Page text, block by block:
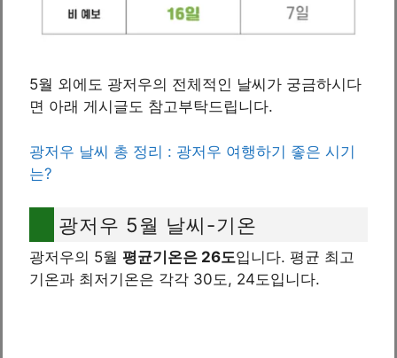
5월 외에도 광저우의 전체적인 날씨가 궁금하시다
면 아래 게시글도 참고부탁드립니다.
광저우 날씨 총 정리 : 광저우 여행하기 좋은 시기
는?
광저우 5월 날씨-기온
광저우의 5월 평균기온은 26도입니다. 평균 최고
기온과 최저기온은 각각 30도, 24도입니다.